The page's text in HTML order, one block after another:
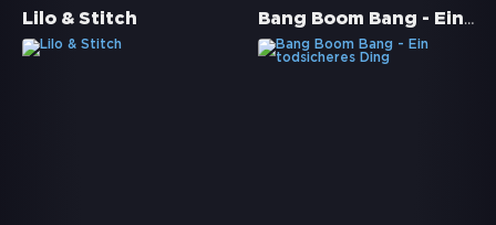
Lilo & Stitch Bang Boom Bang - Ein todsicheres Ding